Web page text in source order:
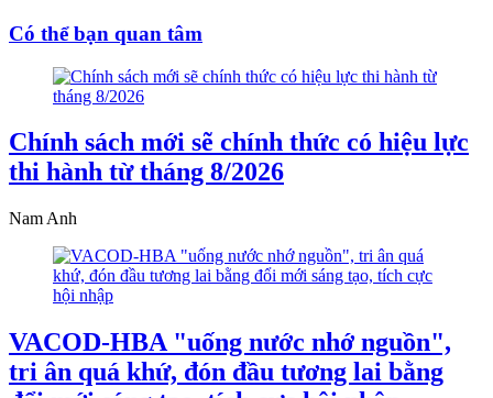
Có thể bạn quan tâm
Chính sách mới sẽ chính thức có hiệu lực
thi hành từ tháng 8/2026
Nam Anh
VACOD-HBA "uống nước nhớ nguồn",
tri ân quá khứ, đón đầu tương lai bằng